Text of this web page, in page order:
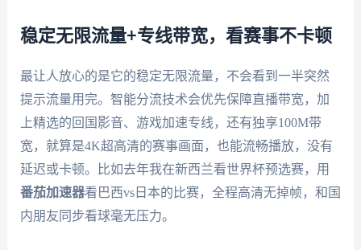
稳定无限流量+专线带宽，看赛事不卡顿
最让人放心的是它的稳定无限流量，不会看到一半突然
提示流量用完。智能分流技术会优先保障直播带宽，加
上精选的回国影音、游戏加速专线，还有独享100M带
宽，就算是4K超高清的赛事画面，也能流畅播放，没有
延迟或卡顿。比如去年我在新西兰看世界杯预选赛，用
番茄加速器看巴西vs日本的比赛，全程高清无掉帧，和国
内朋友同步看球毫无压力。